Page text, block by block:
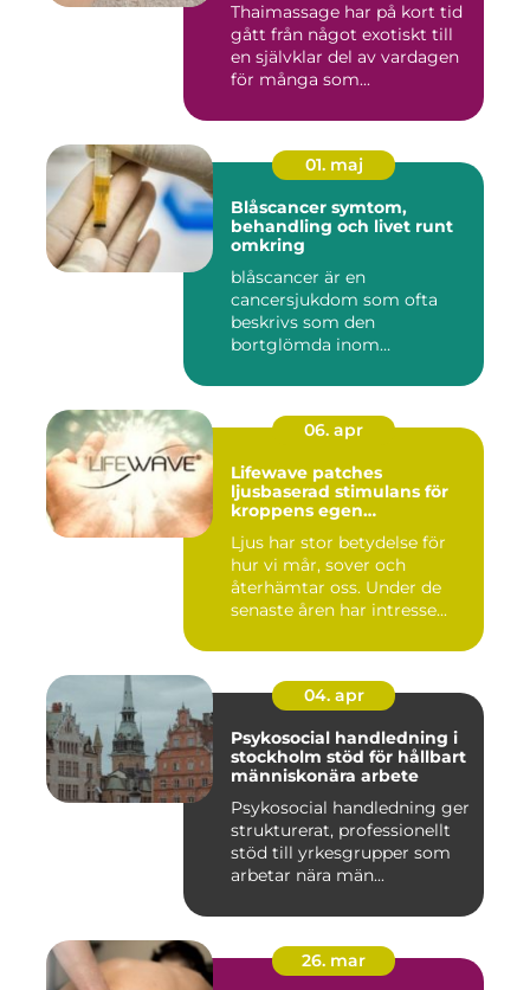
Thaimassage har på kort tid
gått från något exotiskt till
en självklar del av vardagen
för många som...
01. maj
Blåscancer symtom,
behandling och livet runt
omkring
blåscancer är en
cancersjukdom som ofta
beskrivs som den
bortglömda inom
06. apr
Lifewave patches
ljusbaserad stimulans för
kroppens egen
Ljus har stor betydelse för
hur vi mår, sover och
återhämtar oss. Under de
senaste åren har intresse...
04. apr
Psykosocial handledning i
stockholm stöd för hållbart
människonära arbete
Psykosocial handledning ger
strukturerat, professionellt
stöd till yrkesgrupper som
arbetar nära män...
26. mar